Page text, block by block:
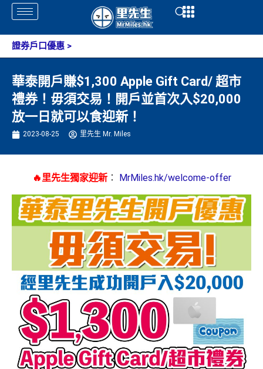
Skip
content
Open
證券戶口優惠 >
華泰開戶賺$1,300 Apple Gift Card/ 超市
禮券！毋須交易！開戶並首次入$20,000
放一日就可以食迎新！
2023-08-25 里先生 Mr. Miles
🔥里先生獨家迎新： MrMiles.hk/welcome-offer